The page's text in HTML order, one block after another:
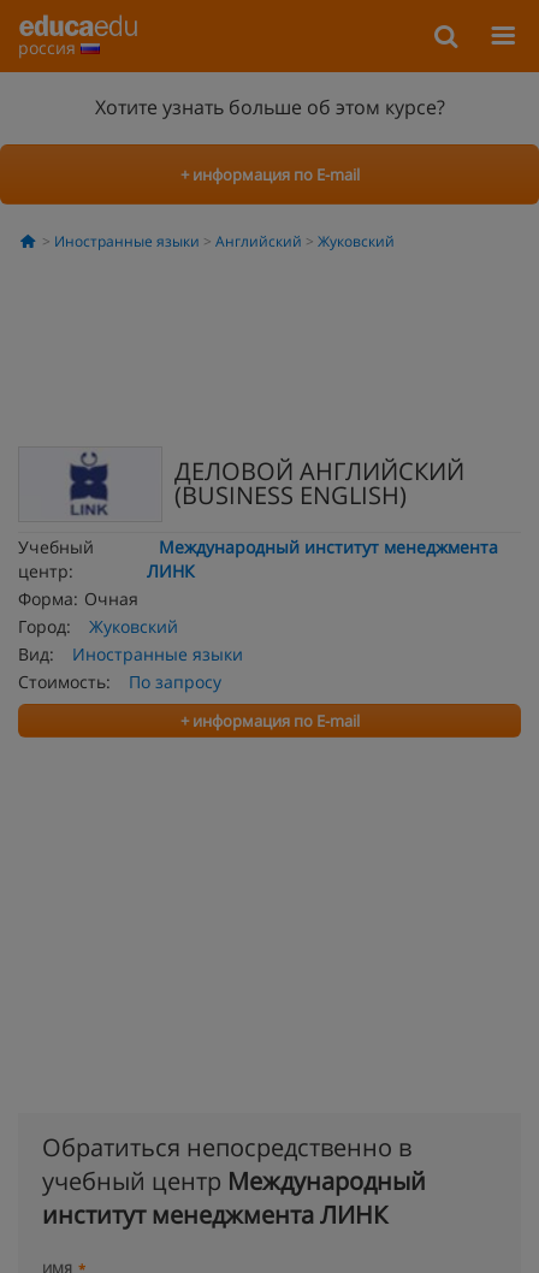
россия
Хотите узнать больше об этом курсе?
+ информация по E-mail
Иностранные языки Английский Жуковский
ДЕЛОВОЙ АНГЛИЙСКИЙ
(BUSINESS ENGLISH)
Учебный
центр:
Международный институт менеджмента
ЛИНК
Форма: Очная
Город:
Жуковский
Вид:
Иностранные языки
Стоимость:
По запросу
+ информация по E-mail
Обратиться непосредственно в
учебный центр Международный
институт менеджмента ЛИНК
ИМЯ